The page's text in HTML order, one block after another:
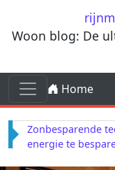
Ga naar de inhoud
Woon blog: De
Ga naar de inhoud
Hoofdnavigatie
Home
Zonbesparende
energie te